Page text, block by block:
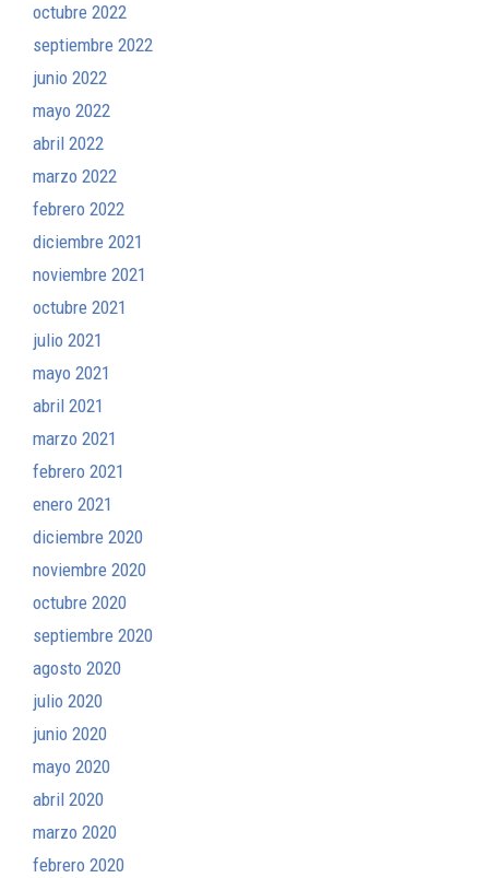
octubre 2022
septiembre 2022
junio 2022
mayo 2022
abril 2022
marzo 2022
febrero 2022
diciembre 2021
noviembre 2021
octubre 2021
julio 2021
mayo 2021
abril 2021
marzo 2021
febrero 2021
enero 2021
diciembre 2020
noviembre 2020
octubre 2020
septiembre 2020
agosto 2020
julio 2020
junio 2020
mayo 2020
abril 2020
marzo 2020
febrero 2020